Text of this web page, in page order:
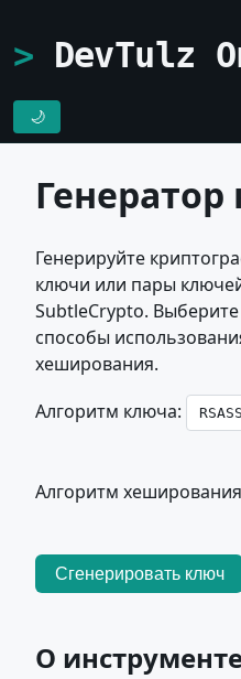
DevTulz
🌙
Генерируйте
ключи или пары
SubtleCrypto.
способы
хеширования.
Алгоритм ключа:
Алгоритм
Сгенерировать ключ
О